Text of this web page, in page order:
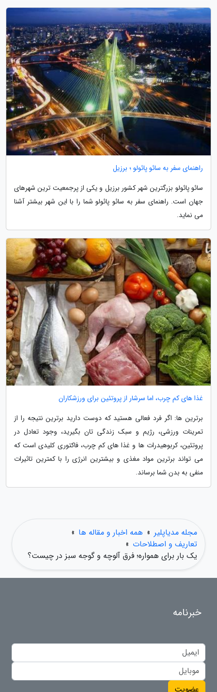
راهنمای سفر به سائو پائولو ؛ برزیل
سائو پائولو بزرگترین شهر کشور برزیل و یکی از پرجمعیت ترین شهرهای
جهان است. راهنمای سفر به سائو پائولو شما را با این شهر بیشتر آشنا
می نماید.
غذا های کم چرب، اما سرشار از پروتئین برای ورزشکاران
برترین ها: اگر فرد فعالی هستید که دوست دارید برترین نتیجه را از
تمرینات ورزشی، رژیم و سبک زندگی تان بگیرید، وجود تعادل در
پروتئین، کربوهیدرات ها و غذا های کم چرب، فاکتوری کلیدی است که
می تواند برترین مواد مغذی و بیشترین انرژی را با کمترین تاثیرات
منفی به بدن شما برساند.
مجله مدیاپلیر » همه اخبار و مقاله ها »
تعاریف و اصطلاحات »
یک بار برای همواره؛ فرق آلوچه و گوجه سبز در چیست؟
خبرنامه
عضویت